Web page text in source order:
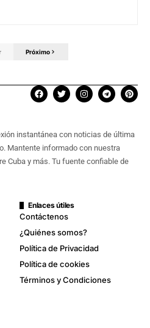
Próximo
instantánea con noticias de última
Mantente informado con nuestra
Cuba y más. Tu fuente confiable de
Enlaces útiles
Contáctenos
¿Quiénes somos?
Política de Privacidad
Política de cookies
Términos y Condiciones